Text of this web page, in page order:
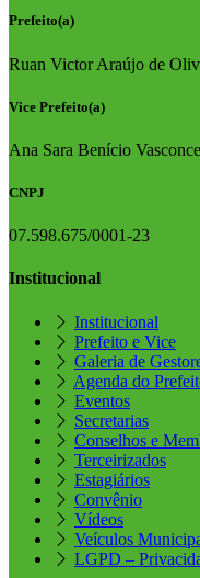
Prefeito(a)
Ruan Victor Araújo de
Vice Prefeito(a)
Ana Sara Benício
CNPJ
07.598.675/0001-23
Institucional
Institucional
Prefeito e Vice
Galeria de
Agenda do
Eventos
Secretarias
Conselhos e
Terceirizados
Estagiários
Convênio
Vídeos
Veículos
LGPD –